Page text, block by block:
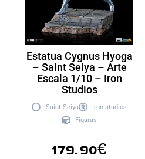
Estatua Cygnus Hyoga
– Saint Seiya – Arte
Escala 1/10 – Iron
Studios
Saint Seiya
Iron studios
Figuras
179.90€